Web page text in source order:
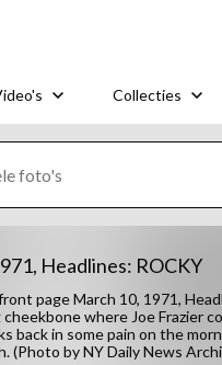
Collecties
Headlines: ROCKY
page March 10, 1971,
where Joe Frazier
back in some pain on the
(Photo by NY Daily News